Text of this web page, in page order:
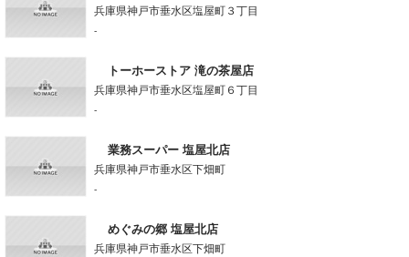
兵庫県神戸市垂水区塩屋町３丁目
-
トーホーストア 滝の茶屋店
兵庫県神戸市垂水区塩屋町６丁目
-
業務スーパー 塩屋北店
兵庫県神戸市垂水区下畑町
-
めぐみの郷 塩屋北店
兵庫県神戸市垂水区下畑町